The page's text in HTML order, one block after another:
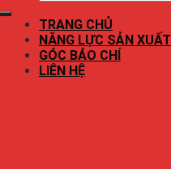
TRANG CHỦ
NĂNG LỰC SẢN XUẤT
GÓC BÁO CHÍ
LIÊN HỆ